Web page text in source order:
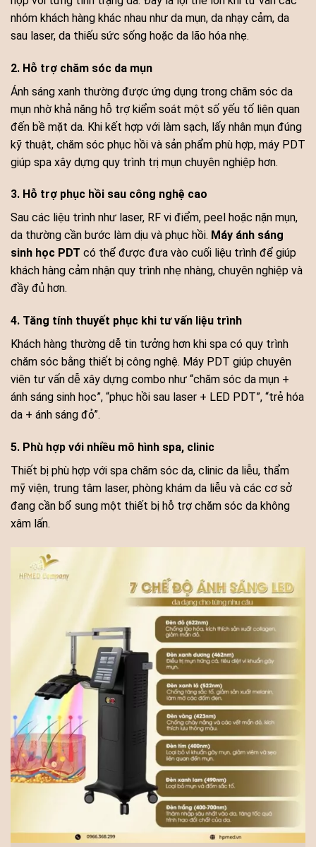
nhóm khách hàng khác nhau như da mụn, da nhạy cảm, da
sau laser, da thiếu sức sống hoặc da lão hóa nhẹ.
2. Hỗ trợ chăm sóc da mụn
Ánh sáng xanh thường được ứng dụng trong chăm sóc da
mụn nhờ khả năng hỗ trợ kiểm soát một số yếu tố liên quan
đến bề mặt da. Khi kết hợp với làm sạch, lấy nhân mụn đúng
kỹ thuật, chăm sóc phục hồi và sản phẩm phù hợp, máy PDT
giúp spa xây dựng quy trình trị mụn chuyên nghiệp hơn.
3. Hỗ trợ phục hồi sau công nghệ cao
Sau các liệu trình như laser, RF vi điểm, peel hoặc nặn mụn,
da thường cần bước làm dịu và phục hồi. Máy ánh sáng
sinh học PDT có thể được đưa vào cuối liệu trình để giúp
khách hàng cảm nhận quy trình nhẹ nhàng, chuyên nghiệp và
đầy đủ hơn.
4. Tăng tính thuyết phục khi tư vấn liệu trình
Khách hàng thường dễ tin tưởng hơn khi spa có quy trình
chăm sóc bằng thiết bị công nghệ. Máy PDT giúp chuyên
viên tư vấn dễ xây dựng combo như “chăm sóc da mụn +
ánh sáng sinh học”, “phục hồi sau laser + LED PDT”, “trẻ hóa
da + ánh sáng đỏ”.
5. Phù hợp với nhiều mô hình spa, clinic
Thiết bị phù hợp với spa chăm sóc da, clinic da liễu, thẩm
mỹ viện, trung tâm laser, phòng khám da liễu và các cơ sở
đang cần bổ sung một thiết bị hỗ trợ chăm sóc da không
xâm lấn.